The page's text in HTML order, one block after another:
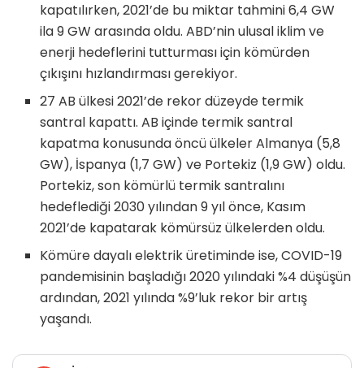
kapatılırken, 2021’de bu miktar tahmini 6,4 GW
ila 9 GW arasında oldu. ABD’nin ulusal iklim ve
enerji hedeflerini tutturması için kömürden
çıkışını hızlandırması gerekiyor.
27 AB ülkesi 2021’de rekor düzeyde termik
santral kapattı. AB içinde termik santral
kapatma konusunda öncü ülkeler Almanya (5,8
GW), İspanya (1,7 GW) ve Portekiz (1,9 GW) oldu.
Portekiz, son kömürlü termik santralını
hedeflediği 2030 yılından 9 yıl önce, Kasım
2021’de kapatarak kömürsüz ülkelerden oldu.
Kömüre dayalı elektrik üretiminde ise, COVID-19
pandemisinin başladığı 2020 yılındaki %4 düşüşün
ardından, 2021 yılında %9’luk rekor bir artış
yaşandı.